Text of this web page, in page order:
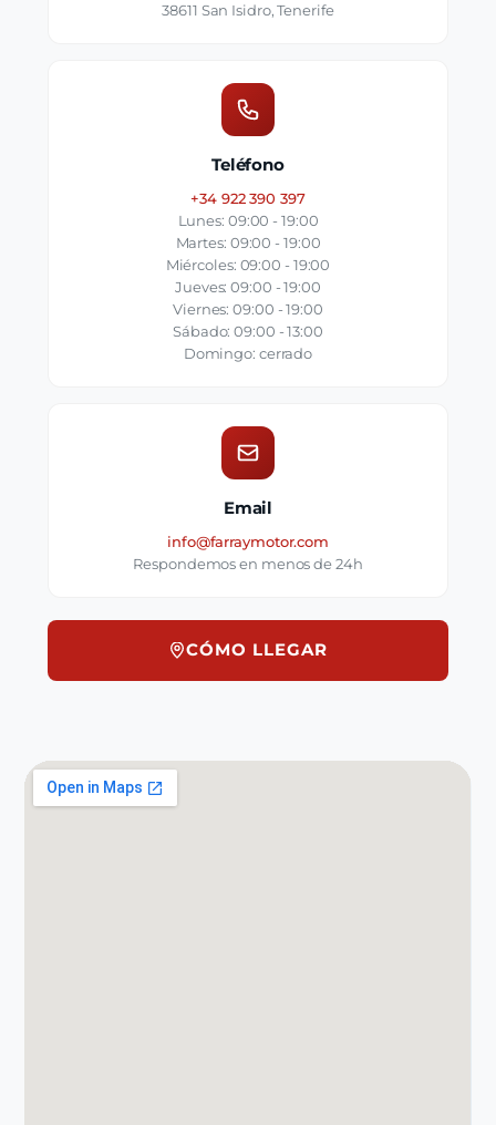
38611 San Isidro, Tenerife
Teléfono
+34 922 390 397
Lunes: 09:00 - 19:00
Martes: 09:00 - 19:00
Miércoles: 09:00 - 19:00
Jueves: 09:00 - 19:00
Viernes: 09:00 - 19:00
Sábado: 09:00 - 13:00
Domingo: cerrado
Email
info@farraymotor.com
Respondemos en menos de 24h
CÓMO LLEGAR